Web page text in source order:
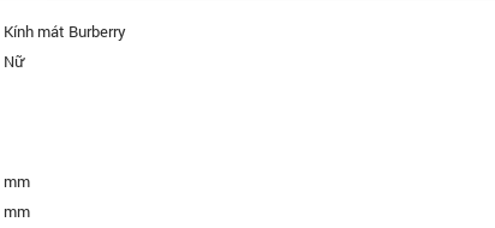
Kính mát Burberry
Nữ
mm
mm